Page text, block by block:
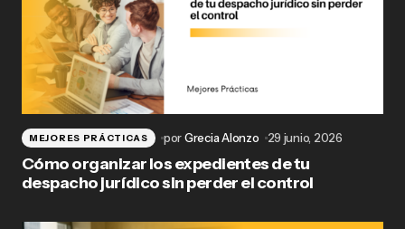
MEJORES PRÁCTICAS porGrecia Alonzo 29 junio, 2026
Cómo organizar los expedientes de tu
despacho jurídico sin perder el control